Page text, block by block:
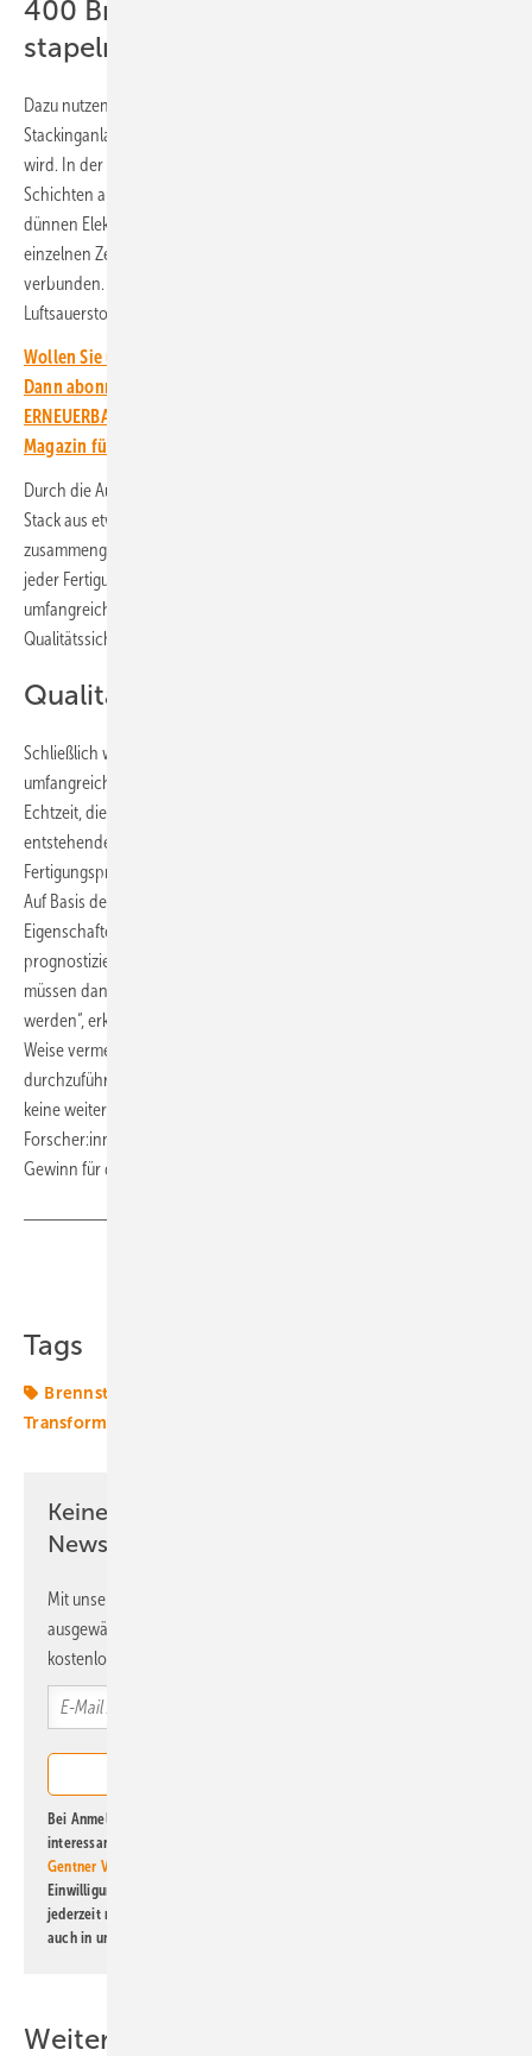
400 Brennstoffzellen übereinander
stapeln
Dazu nutzen die Forscher:innen eine vollautomatische
Stackinganlage, die gerade auf dem Campus Schwarzwald aufgebaut
wird. In der Pilotanlage stapelt ein Roboterarm die einzelnen
Schichten aufeinander. Denn jede Brennstoffzelle besteht aus zwei
dünnen Elektroden, die durch eine Membran getrennt sind. Die
einzelnen Zellen sind über Bipolarplatten elektrisch miteinander
verbunden. Durch sie wird außerdem später Wasserstoff und
Luftsauerstoff zugeführt.
Wollen Sie über die Energiewende auf dem Laufenden bleiben?
Dann abonnieren Sie einfach den kostenlosen Newsletter von
ERNEUERBARE ENERGIEN – dem größten verbandsunabhängigen
Magazin für erneuerbare Energien in Deutschland!
Durch die Automatisierung der Anlage entsteht in nur 15 Minuten ein
Stack aus etwa 400 einzelnen Brennstoffzellen, das
zusammengepresst und verspannt wird. „Da in diesem Demonstrator
jeder Fertigungsschritt digital dokumentiert wird, steht uns ein
umfangreicher Datenschatz zur Verfügung, den wir für die
Qualitätssicherung nutzen können“, erklärt Speckmann.
Qualität am digitalen Zwilling prüfen
Schließlich wird die Produktionsanlage und Prüfeinrichtung mit
umfangreicher Messtechnik ausgestattet. Diese liefert Sensordaten in
Echtzeit, die wiederum in ein Simulationsmodell einfließen. Der so
entstehende digitale Zwilling beinhaltet nicht nur die
Fertigungsprozesse, sondern bildet auch jedes Bauteil detailliert ab.
Auf Basis der umfangreichen Daten lassen sich die elektrochemischen
Eigenschaften einzelner Zellen und kompletter Stacks
prognostizieren. „Die virtuell berechneten Leistungskennlinien
müssen dann nur noch durch punktuelle Messungen überprüft
werden“, erklärt Speckmann. „Lange Messreihen lassen sich auf diese
Weise vermeiden, vermutlich genügt es, Einzelmessungen
durchzuführen. Stimmen diese mit den Vorhersagen überein, sind
keine weiteren Tests erforderlich.“ Dadurch können die
Forscher:innen den Zeitaufwand deutlich reduzieren – ein echter
Gewinn für die Hersteller von Brennstoffzellen. (su)
Tags
Brennstoffzelle
Transformation
Keine Zeit? Kein Problem mit dem ERE
Newsletter!
Mit unserem Newsletter erhalten Sie regelmäßig von uns
ausgewählte Informationen und Neuigkeiten, gebündelt und
kostenlos direkt ins Postfach.
Bei Anmeldung zu diesem Newsletter bin ich damit einverstanden, über
interessante Verlags- und Online-Angebote
Gentner Verlag GmbH & Co. KG
Einwilligung kann ich jederzeit widerrufen und eine Abmeldung ist
jederzeit möglich. Informationen zum Umgang mit Daten finden Sie
auch in unserer
Weitere Inhalte